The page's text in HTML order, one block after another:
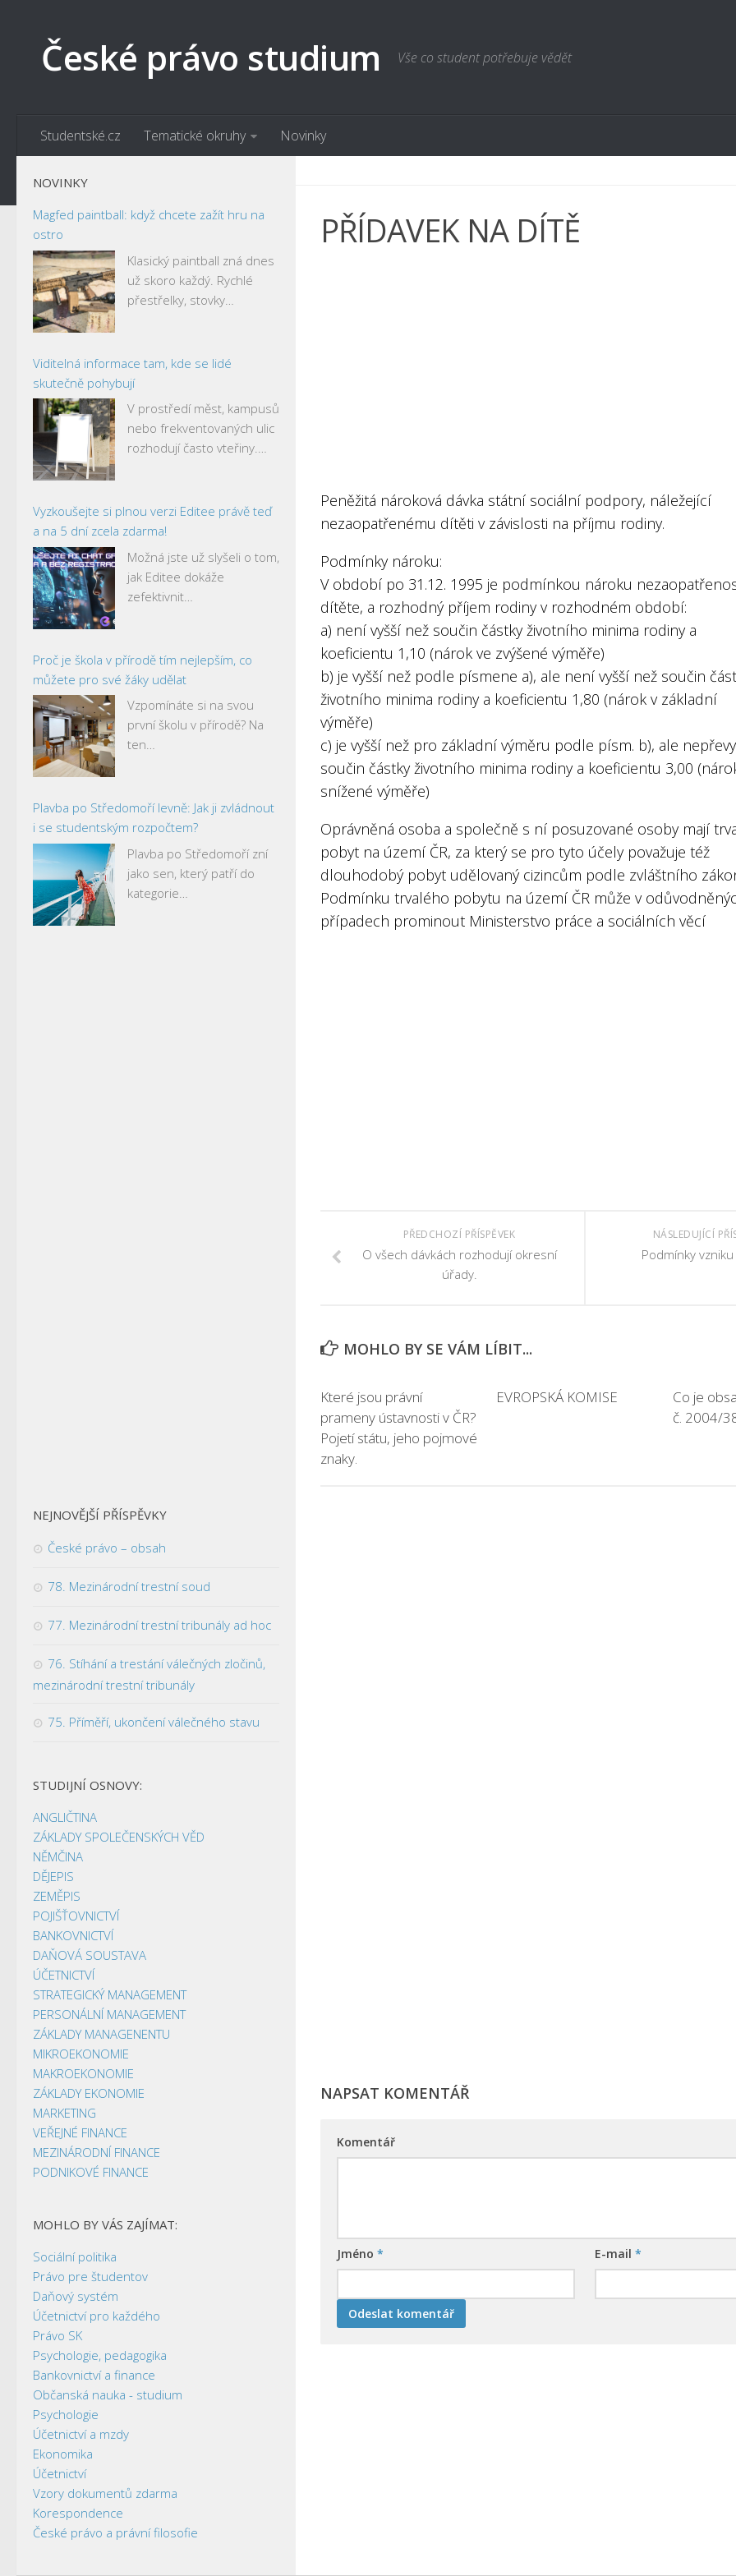
České právo studium Vše co student potřebuje vědět
Studentské.cz Tematické okruhy Novinky
PŘÍDAVEK NA DÍTĚ
Peněžitá nároková dávka státní sociální podpory, náležející
nezaopatřenému dítěti v závislosti na příjmu rodiny.
Podmínky nároku:
V období po 31.12. 1995 je podmínkou nároku
dítěte, a rozhodný příjem rodiny v rozhodném období:
a) není vyšší než součin částky životního minima rodiny a
koeficientu 1,10 (nárok ve zvýšené výměře)
b) je vyšší než podle písmene a), ale není vyšší než součin
životního minima rodiny a koeficientu 1,80 (nárok v základní
výměře)
c) je vyšší než pro základní výměru podle písm. b), ale
součin částky životního minima rodiny a koeficientu 3,00
snížené výměře)
Oprávněná osoba a společně s ní posuzované osoby mají
pobyt na území ČR, za který se pro tyto účely považuje též
dlouhodobý pobyt udělovaný cizincům podle zvláštního
Podmínku trvalého pobytu na území ČR může v
případech prominout Ministerstvo práce a sociálních věcí
NÁSLEDUJÍCÍ
Podmínky
PŘEDCHOZÍ PŘÍSPĚVEK
O všech dávkách rozhodují okresní
úřady.
MOHLO BY SE VÁM LÍBIT...
Které jsou právní
prameny ústavnosti v ČR?
Pojetí státu, jeho pojmové
znaky.
EVROPSKÁ KOMISE
Co je
č. 2004/
NAPSAT KOMENTÁŘ
Komentář
Jméno * E-mail*
NOVINKY
Magfed paintball: když chcete zažít hru na
ostro
Klasický paintball zná dnes
už skoro každý. Rychlé
přestřelky, stovky…
Viditelná informace tam, kde se lidé
skutečně pohybují
V prostředí měst, kampusů
nebo frekventovaných ulic
rozhodují často vteřiny.…
Vyzkoušejte si plnou verzi Editee právě teď
a na 5 dní zcela zdarma!
Možná jste už slyšeli o tom,
jak Editee dokáže
zefektivnit…
Proč je škola v přírodě tím nejlepším, co
můžete pro své žáky udělat
Vzpomínáte si na svou
první školu v přírodě? Na
ten…
Plavba po Středomoří levně: Jak ji zvládnout
i se studentským rozpočtem?
Plavba po Středomoří zní
jako sen, který patří do
kategorie…
NEJNOVĚJŠÍ PŘÍSPĚVKY
České právo – obsah
78. Mezinárodní trestní soud
77. Mezinárodní trestní tribunály ad hoc
76. Stíhání a trestání válečných zločinů,
mezinárodní trestní tribunály
75. Příměří, ukončení válečného stavu
STUDIJNÍ OSNOVY:
ANGLIČTINA
ZÁKLADY SPOLEČENSKÝCH VĚD
NĚMČINA
DĚJEPIS
ZEMĚPIS
POJIŠŤOVNICTVÍ
BANKOVNICTVÍ
DAŇOVÁ SOUSTAVA
ÚČETNICTVÍ
STRATEGICKÝ MANAGEMENT
PERSONÁLNÍ MANAGEMENT
ZÁKLADY MANAGENENTU
MIKROEKONOMIE
MAKROEKONOMIE
ZÁKLADY EKONOMIE
MARKETING
VEŘEJNÉ FINANCE
MEZINÁRODNÍ FINANCE
PODNIKOVÉ FINANCE
MOHLO BY VÁS ZAJÍMAT:
Sociální politika
Právo pre študentov
Daňový systém
Účetnictví pro každého
Právo SK
Psychologie, pedagogika
Bankovnictví a finance
Občanská nauka - studium
Psychologie
Účetnictví a mzdy
Ekonomika
Účetnictví
Vzory dokumentů zdarma
Korespondence
České právo a právní filosofie